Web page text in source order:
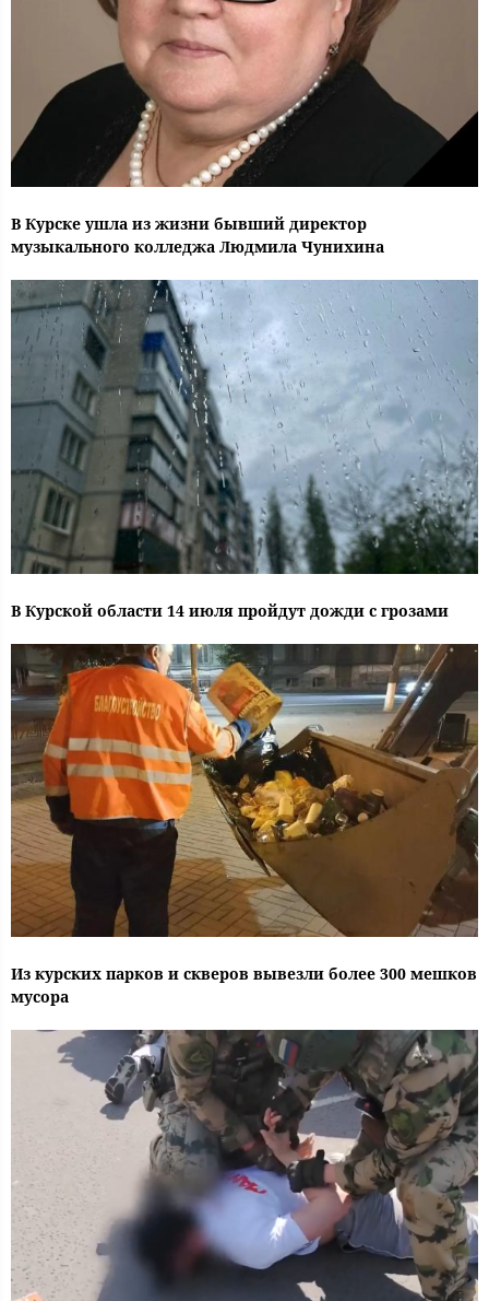
В Курске ушла из жизни бывший директор
музыкального колледжа Людмила Чунихина
В Курской области 14 июля пройдут дожди с грозами
Из курских парков и скверов вывезли более 300 мешков
мусора